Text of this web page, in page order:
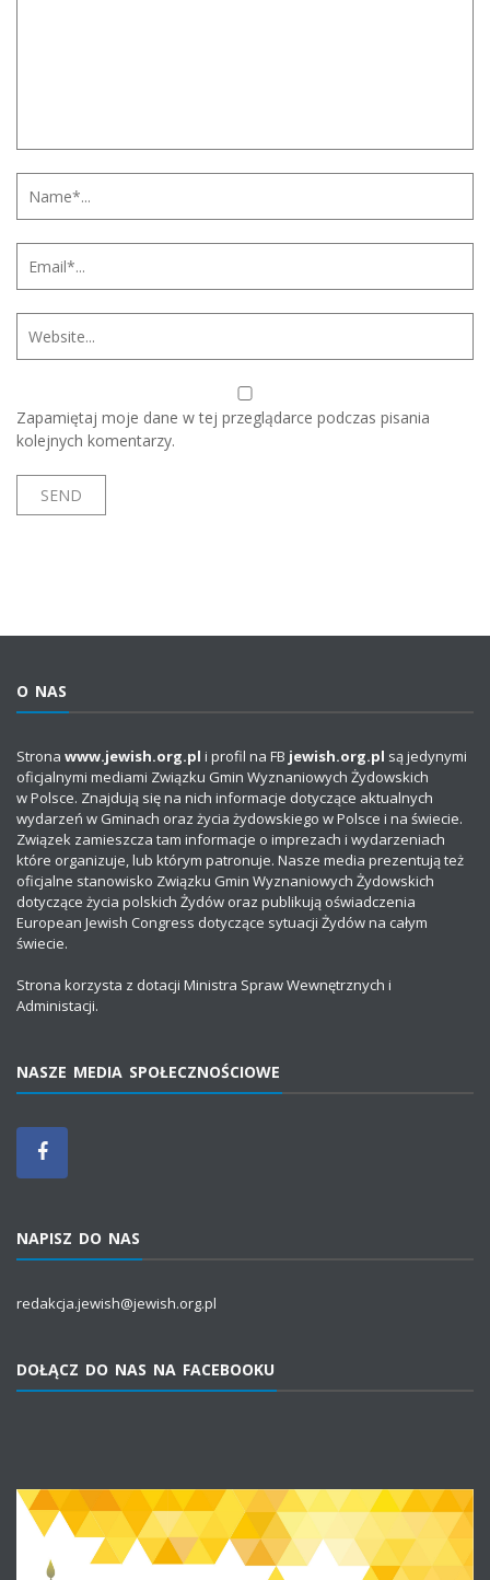
Zapamiętaj moje dane w tej przeglądarce podczas pisania
kolejnych komentarzy.
O NAS
Strona www.jewish.org.pl i profil na FB jewish.org.pl są jedynymi
oficjalnymi mediami Związku Gmin Wyznaniowych Żydowskich
w Polsce. Znajdują się na nich informacje dotyczące aktualnych
wydarzeń w Gminach oraz życia żydowskiego w Polsce i na świecie.
Związek zamieszcza tam informacje o imprezach i wydarzeniach
które organizuje, lub którym patronuje. Nasze media prezentują też
oficjalne stanowisko Związku Gmin Wyznaniowych Żydowskich
dotyczące życia polskich Żydów oraz publikują oświadczenia
European Jewish Congress dotyczące sytuacji Żydów na całym
świecie.
Strona korzysta z dotacji Ministra Spraw Wewnętrznych i
Administacji.
NASZE MEDIA SPOŁECZNOŚCIOWE
NAPISZ DO NAS
redakcja.jewish@jewish.org.pl
DOŁĄCZ DO NAS NA FACEBOOKU